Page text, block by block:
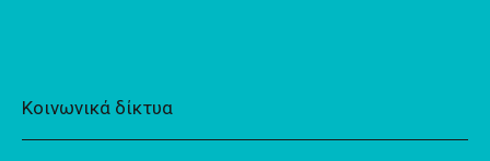
Κοινωνικά δίκτυα